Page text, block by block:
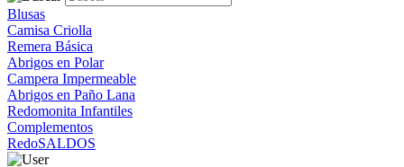
Blusas
Camisa Criolla
Remera Básica
Abrigos en Polar
Campera Impermeable
Abrigos en Paño Lana
Redomonita Infantiles
Complementos
RedoSALDOS